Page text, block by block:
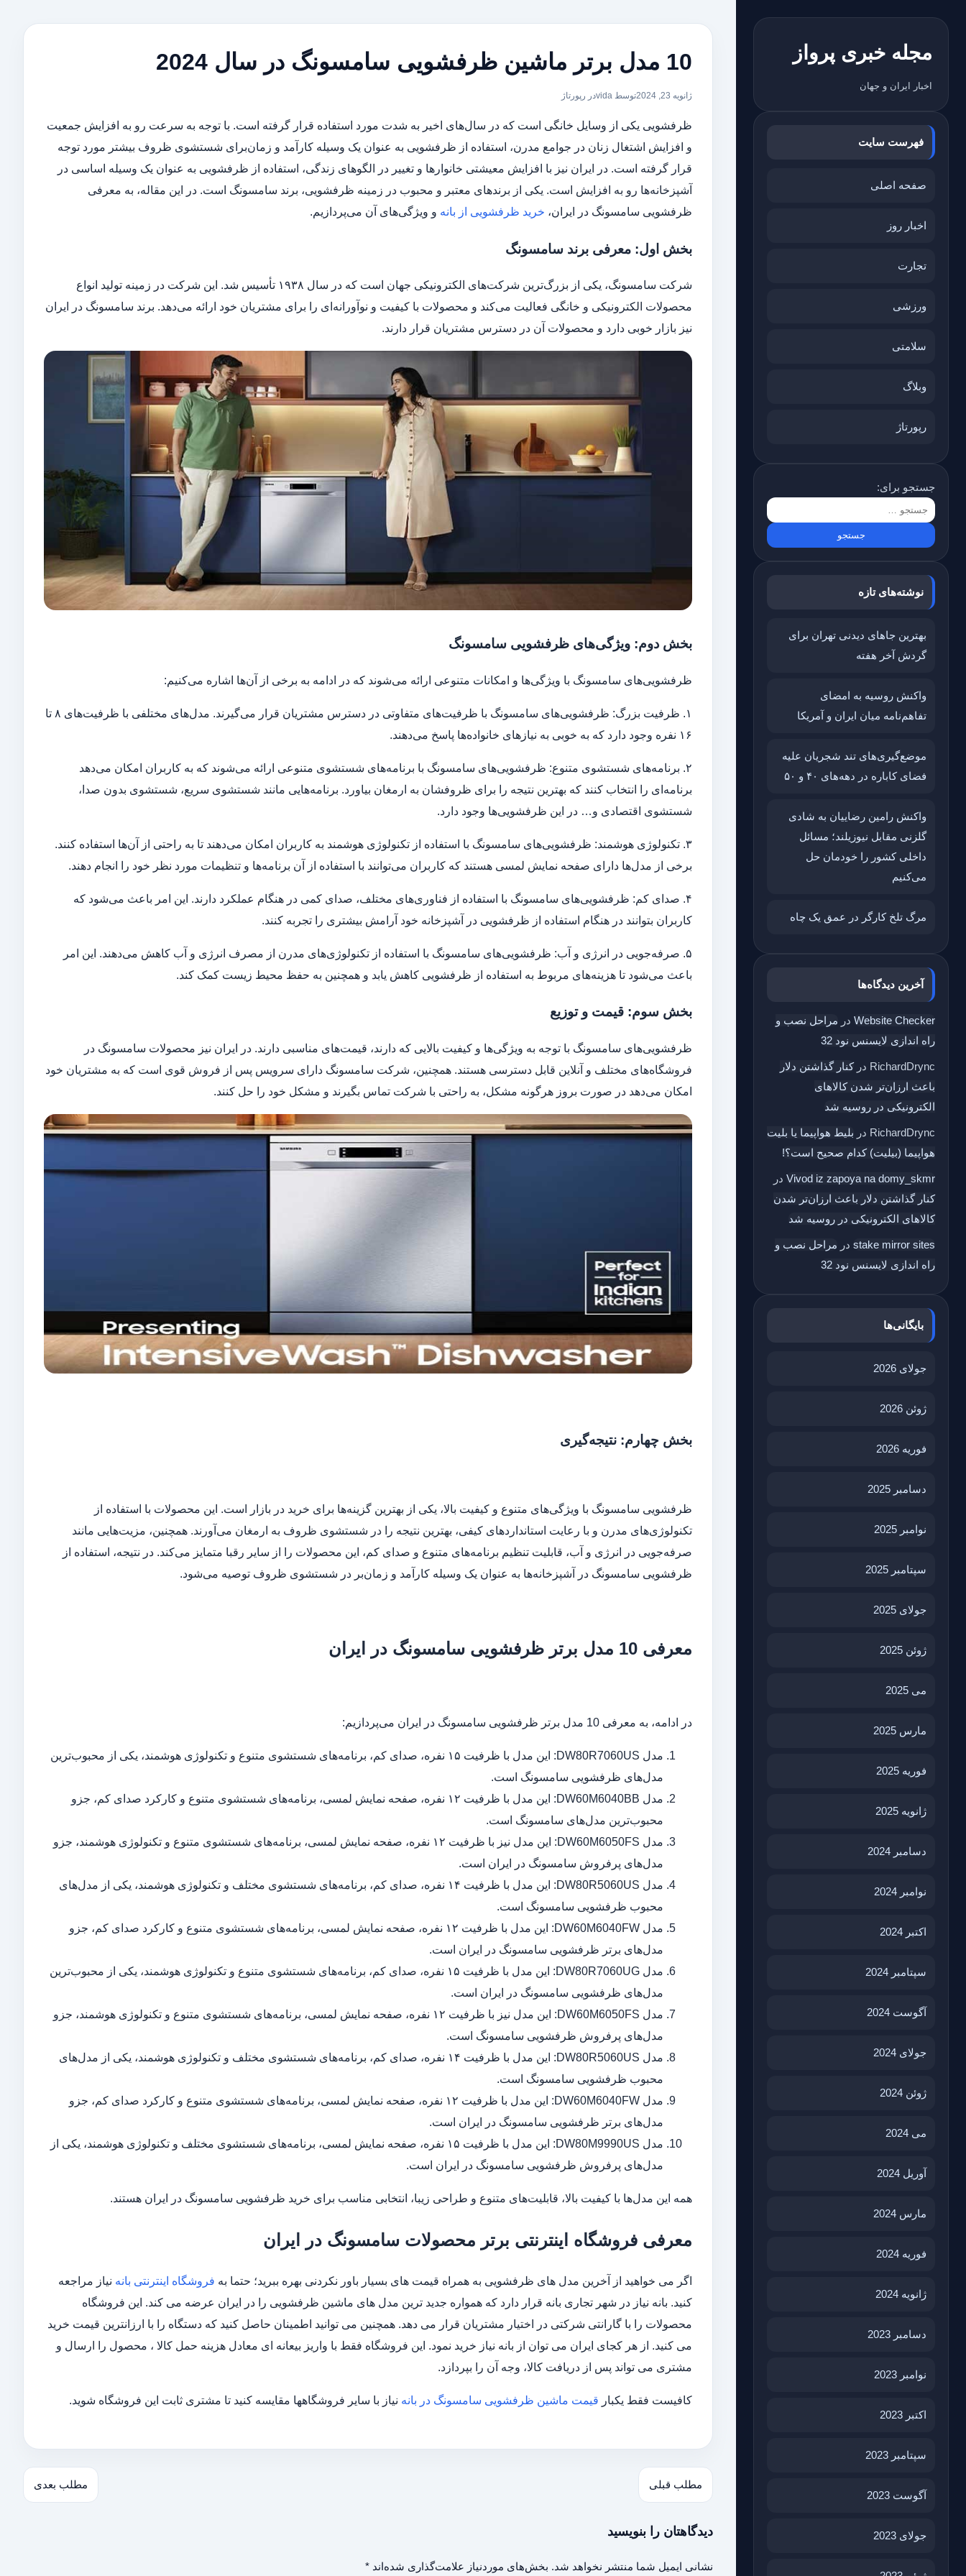
مجله خبری پرواز
اخبار ایران و جهان
فهرست سایت
صفحه اصلی
اخبار روز
تجارت
ورزشی
سلامتی
وبلاگ
رپورتاژ
جستجو برای:
نوشته‌های تازه
بهترین جاهای دیدنی تهران برای
گردش آخر هفته
واکنش روسیه به امضای
تفاهم‌نامه میان ایران و آمریکا
موضع‌گیری‌های تند شجریان علیه
فضای کاباره در دهه‌های ۴۰ و ۵۰
واکنش رامین رضاییان به شادی
گلزنی مقابل نیوزیلند؛ مسائل
داخلی کشور را خودمان حل
می‌کنیم
مرگ تلخ کارگر در عمق یک چاه
آخرین دیدگاه‌ها
Website Checker در مراحل نصب و
راه اندازی لایسنس نود 32
RichardDrync درکنار گذاشتن دلار
باعث ارزان‌تر شدن کالاهای
الکترونیکی در روسیه شد
RichardDrync در بلیط هواپیما یا بلیت
هواپیما (بیلیت) کدام صحیح است؟!
Vivod iz zapoya na domy_skmr در
کنار گذاشتن دلار باعث ارزان‌تر شدن
کالاهای الکترونیکی در روسیه شد
stake mirror sites در مراحل نصب و
راه اندازی لایسنس نود 32
بایگانی‌ها
جولای 2026
ژوئن 2026
فوریه 2026
دسامبر 2025
نوامبر 2025
سپتامبر 2025
جولای 2025
ژوئن 2025
می 2025
مارس 2025
فوریه 2025
ژانویه 2025
دسامبر 2024
نوامبر 2024
اکتبر 2024
سپتامبر 2024
آگوست 2024
جولای 2024
ژوئن 2024
می 2024
آوریل 2024
مارس 2024
فوریه 2024
ژانویه 2024
دسامبر 2023
نوامبر 2023
اکتبر 2023
سپتامبر 2023
آگوست 2023
جولای 2023
10 مدل برتر ماشین ظرفشویی سامسونگ در سال 2024
ژانویه 23, 2024 توسط vida در رپورتاژ
ظرفشویی یکی از وسایل خانگی است که در سال‌های اخیر به شدت مورد استفاده قرار گرفته است. با توجه به سرعت رو به افزایش جمعیت
و افزایش اشتغال زنان در جوامع مدرن، استفاده از ظرفشویی به عنوان یک وسیله کارآمد و زمان‌برای شستشوی ظروف بیشتر مورد توجه
قرار گرفته است. در ایران نیز با افزایش معیشتی خانوارها و تغییر در الگوهای زندگی، استفاده از ظرفشویی به عنوان یک وسیله اساسی در
آشپزخانه‌ها رو به افزایش است. یکی از برندهای معتبر و محبوب در زمینه ظرفشویی، برند سامسونگ است. در این مقاله، به معرفی
ظرفشویی سامسونگ در ایران، خرید ظرفشویی از بانه و ویژگی‌های آن می‌پردازیم.
بخش اول: معرفی برند سامسونگ
شرکت سامسونگ، یکی از بزرگ‌ترین شرکت‌های الکترونیکی جهان است که در سال ۱۹۳۸ تأسیس شد. این شرکت در زمینه تولید انواع
محصولات الکترونیکی و خانگی فعالیت می‌کند و محصولات با کیفیت و نوآورانه‌ای را برای مشتریان خود ارائه می‌دهد. برند سامسونگ در ایران
نیز بازار خوبی دارد و محصولات آن در دسترس مشتریان قرار دارند.
بخش دوم: ویژگی‌های ظرفشویی سامسونگ
ظرفشویی‌های سامسونگ با ویژگی‌ها و امکانات متنوعی ارائه می‌شوند که در ادامه به برخی از آن‌ها اشاره می‌کنیم:
۱. ظرفیت بزرگ: ظرفشویی‌های سامسونگ با ظرفیت‌های متفاوتی در دسترس مشتریان قرار می‌گیرند. مدل‌های مختلفی با ظرفیت‌های ۸ تا
۱۶ نفره وجود دارد که به خوبی به نیازهای خانواده‌ها پاسخ می‌دهند.
۲. برنامه‌های شستشوی متنوع: ظرفشویی‌های سامسونگ با برنامه‌های شستشوی متنوعی ارائه می‌شوند که به کاربران امکان می‌دهد
برنامه‌ای را انتخاب کنند که بهترین نتیجه را برای ظروفشان به ارمغان بیاورد. برنامه‌هایی مانند شستشوی سریع، شستشوی بدون صدا،
شستشوی اقتصادی و… در این ظرفشویی‌ها وجود دارد.
۳. تکنولوژی هوشمند: ظرفشویی‌های سامسونگ با استفاده از تکنولوژی هوشمند به کاربران امکان می‌دهند تا به راحتی از آن‌ها استفاده کنند.
برخی از مدل‌ها دارای صفحه نمایش لمسی هستند که کاربران می‌توانند با استفاده از آن برنامه‌ها و تنظیمات مورد نظر خود را انجام دهند.
۴. صدای کم: ظرفشویی‌های سامسونگ با استفاده از فناوری‌های مختلف، صدای کمی در هنگام عملکرد دارند. این امر باعث می‌شود که
کاربران بتوانند در هنگام استفاده از ظرفشویی در آشپزخانه خود آرامش بیشتری را تجربه کنند.
۵. صرفه‌جویی در انرژی و آب: ظرفشویی‌های سامسونگ با استفاده از تکنولوژی‌های مدرن از مصرف انرژی و آب کاهش می‌دهند. این امر
باعث می‌شود تا هزینه‌های مربوط به استفاده از ظرفشویی کاهش یابد و همچنین به حفظ محیط زیست کمک کند.
بخش سوم: قیمت و توزیع
ظرفشویی‌های سامسونگ با توجه به ویژگی‌ها و کیفیت بالایی که دارند، قیمت‌های مناسبی دارند. در ایران نیز محصولات سامسونگ در
فروشگاه‌های مختلف و آنلاین قابل دسترسی هستند. همچنین، شرکت سامسونگ دارای سرویس پس از فروش قوی است که به مشتریان خود
امکان می‌دهد در صورت بروز هرگونه مشکل، به راحتی با شرکت تماس بگیرند و مشکل خود را حل کنند.
بخش چهارم: نتیجه‌گیری
ظرفشویی سامسونگ با ویژگی‌های متنوع و کیفیت بالا، یکی از بهترین گزینه‌ها برای خرید در بازار است. این محصولات با استفاده از
تکنولوژی‌های مدرن و با رعایت استانداردهای کیفی، بهترین نتیجه را در شستشوی ظروف به ارمغان می‌آورند. همچنین، مزیت‌هایی مانند
صرفه‌جویی در انرژی و آب، قابلیت تنظیم برنامه‌های متنوع و صدای کم، این محصولات را از سایر رقبا متمایز می‌کند. در نتیجه، استفاده از
ظرفشویی سامسونگ در آشپزخانه‌ها به عنوان یک وسیله کارآمد و زمان‌بر در شستشوی ظروف توصیه می‌شود.
معرفی 10 مدل برتر ظرفشویی سامسونگ در ایران
در ادامه، به معرفی 10 مدل برتر ظرفشویی سامسونگ در ایران می‌پردازیم:
مدل DW80R7060US: این مدل با ظرفیت ۱۵ نفره، صدای کم، برنامه‌های شستشوی متنوع و تکنولوژی هوشمند، یکی از محبوب‌ترین
مدل‌های ظرفشویی سامسونگ است.
مدل DW60M6040BB: این مدل با ظرفیت ۱۲ نفره، صفحه نمایش لمسی، برنامه‌های شستشوی متنوع و کارکرد صدای کم، جزو
محبوب‌ترین مدل‌های سامسونگ است.
مدل DW60M6050FS: این مدل نیز با ظرفیت ۱۲ نفره، صفحه نمایش لمسی، برنامه‌های شستشوی متنوع و تکنولوژی هوشمند، جزو
مدل‌های پرفروش سامسونگ در ایران است.
مدل DW80R5060US: این مدل با ظرفیت ۱۴ نفره، صدای کم، برنامه‌های شستشوی مختلف و تکنولوژی هوشمند، یکی از مدل‌های
محبوب ظرفشویی سامسونگ است.
مدل DW60M6040FW: این مدل با ظرفیت ۱۲ نفره، صفحه نمایش لمسی، برنامه‌های شستشوی متنوع و کارکرد صدای کم، جزو
مدل‌های برتر ظرفشویی سامسونگ در ایران است.
مدل DW80R7060UG: این مدل با ظرفیت ۱۵ نفره، صدای کم، برنامه‌های شستشوی متنوع و تکنولوژی هوشمند، یکی از محبوب‌ترین
مدل‌های ظرفشویی سامسونگ در ایران است.
مدل DW60M6050FS: این مدل نیز با ظرفیت ۱۲ نفره، صفحه نمایش لمسی، برنامه‌های شستشوی متنوع و تکنولوژی هوشمند، جزو
مدل‌های پرفروش ظرفشویی سامسونگ است.
مدل DW80R5060US: این مدل با ظرفیت ۱۴ نفره، صدای کم، برنامه‌های شستشوی مختلف و تکنولوژی هوشمند، یکی از مدل‌های
محبوب ظرفشویی سامسونگ است.
مدل DW60M6040FW: این مدل با ظرفیت ۱۲ نفره، صفحه نمایش لمسی، برنامه‌های شستشوی متنوع و کارکرد صدای کم، جزو
مدل‌های برتر ظرفشویی سامسونگ در ایران است.
مدل DW80M9990US: این مدل با ظرفیت ۱۵ نفره، صفحه نمایش لمسی، برنامه‌های شستشوی مختلف و تکنولوژی هوشمند، یکی از
مدل‌های پرفروش ظرفشویی سامسونگ در ایران است.
همه این مدل‌ها با کیفیت بالا، قابلیت‌های متنوع و طراحی زیبا، انتخابی مناسب برای خرید ظرفشویی سامسونگ در ایران هستند.
معرفی فروشگاه اینترنتی برتر محصولات سامسونگ در ایران
اگر می خواهید از آخرین مدل های ظرفشویی به همراه قیمت های بسیار باور نکردنی بهره ببرید؛ حتما به فروشگاه اینترنتی بانه نیاز مراجعه
کنید. بانه نیاز در شهر تجاری بانه قرار دارد که همواره جدید ترین مدل های ماشین ظرفشویی را در ایران عرضه می کند. این فروشگاه
محصولات را با گارانتی شرکتی در اختیار مشتریان قرار می دهد. همچنین می توانید اطمینان حاصل کنید که دستگاه را با ارزانترین قیمت خرید
می کنید. از هر کجای ایران می توان از بانه نیاز خرید نمود. این فروشگاه فقط با واریز بیعانه ای معادل هزینه حمل کالا ، محصول را ارسال و
مشتری می تواند پس از دریافت کالا، وجه آن را بپردازد.
کافیست فقط یکبار قیمت ماشین ظرفشویی سامسونگ در بانه نیاز با سایر فروشگاهها مقایسه کنید تا مشتری ثابت این فروشگاه شوید.
مطلب قبلی مطلب بعدی
دیدگاهتان را بنویسید
نشانی ایمیل شما منتشر نخواهد شد. بخش‌های موردنیاز علامت‌گذاری شده‌اند *